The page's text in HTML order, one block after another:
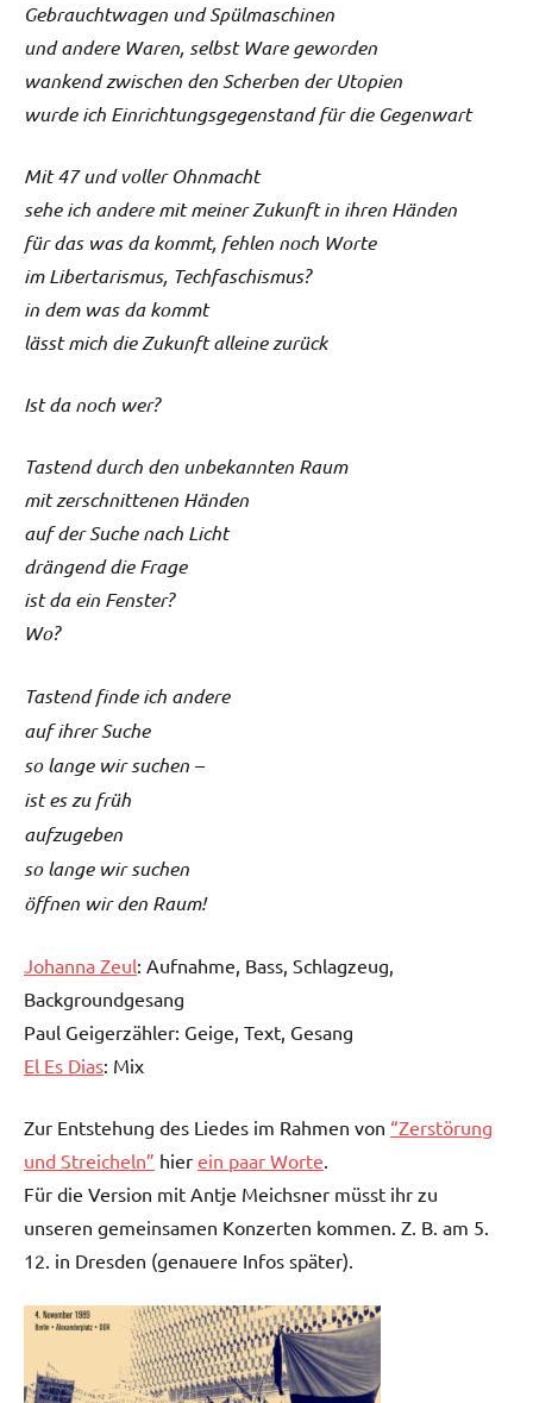
Gebrauchtwagen und Spülmaschinen
und andere Waren, selbst Ware geworden
wankend zwischen den Scherben der Utopien
wurde ich Einrichtungsgegenstand für die Gegenwart
Mit 47 und voller Ohnmacht
sehe ich andere mit meiner Zukunft in ihren Händen
für das was da kommt, fehlen noch Worte
im Libertarismus, Techfaschismus?
in dem was da kommt
lässt mich die Zukunft alleine zurück
Ist da noch wer?
Tastend durch den unbekannten Raum
mit zerschnittenen Händen
auf der Suche nach Licht
drängend die Frage
ist da ein Fenster?
Wo?
Tastend finde ich andere
auf ihrer Suche
so lange wir suchen –
ist es zu früh
aufzugeben
so lange wir suchen
öffnen wir den Raum!
Johanna Zeul: Aufnahme, Bass, Schlagzeug,
Backgroundgesang
Paul Geigerzähler: Geige, Text, Gesang
El Es Dias: Mix
Zur Entstehung des Liedes im Rahmen von “Zerstörung
und Streicheln” hier ein paar Worte.
Für die Version mit Antje Meichsner müsst ihr zu
unseren gemeinsamen Konzerten kommen. Z. B. am 5.
12. in Dresden (genauere Infos später).